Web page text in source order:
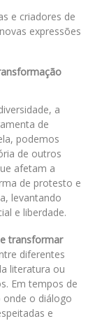
e criadores de
expressões
a
de
podemos
de outros
afetam a
de protesto e
levantando
e liberdade.
transformar
diferentes
literatura ou
Em tempos de
onde o diálogo
e